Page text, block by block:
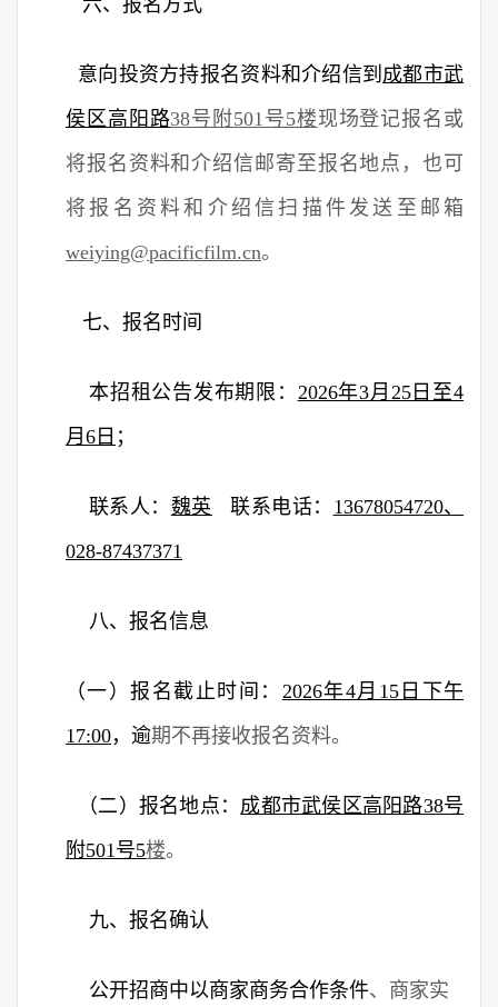
意向投资方持报名资料和介绍信到 成都市武
侯区高阳路38号附501号5楼现场登记报名或
将报名资料和介绍信邮寄至报名地点，也可
将报名资料和介绍信扫描件发送至邮箱
weiying@pacificfilm.cn。
七、报名时间
本招租公告发布期限： 2026年3月25日至4
月6日 ；
联系人： 魏英 联系电话： 13678054720、
028-87437371
八、报名信息
（一）报名截止时间： 2026年4月15日下午
17:00，逾期不再接收报名资料。
（二）报名地点： 成都市武侯区高阳路38号
附501号5楼。
九、报名确认
公开招商中以商家商务合作条件、商家实